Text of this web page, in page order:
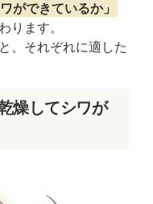
ができているか」
ります。
、それぞれに適した
燥してシワが